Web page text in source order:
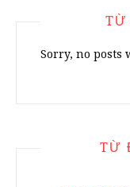
TỪ
Sorry, no posts
TỪ